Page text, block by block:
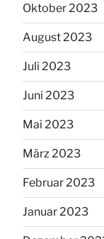
Oktober 2023
August 2023
Juli 2023
Juni 2023
Mai 2023
März 2023
Februar 2023
Januar 2023